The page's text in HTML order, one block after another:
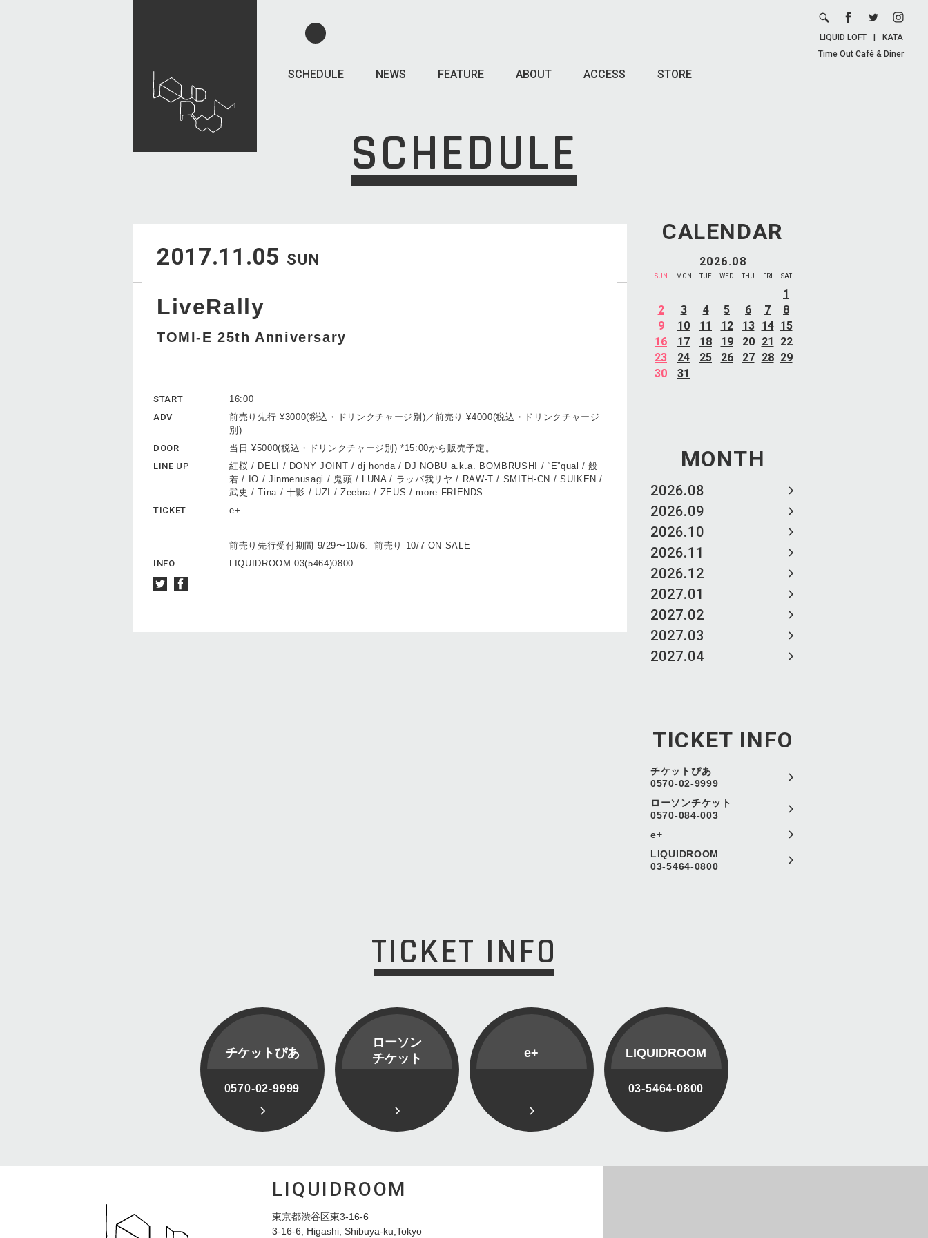
SCHEDULE NEWS FEATURE ABOUT ACCESS STORE
LIQUID LOFT
KATA
Time Out Café & Diner
SCHEDULE
CALENDAR
2026.08
SUN MON TUE WED THU FRI SAT
1
2
3 4 5 6 7
8
9
10 11 12 13 14 15
16
17 18 19 20 21
22
23
24 25 26 27 28 29
30
31
MONTH
2026.08
2026.09
2026.10
2026.11
2026.12
2027.01
2027.02
2027.03
2027.04
TICKET INFO
チケットぴあ
0570-02-9999
ローソンチケット
0570-084-003
e+
LIQUIDROOM
03-5464-0800
2017.11.05 SUN
LiveRally
TOMI-E 25th Anniversary
START
16:00
ADV
前売り先行 ¥3000(税込・ドリンクチャージ別)／前売り ¥4000(税込・ドリンクチャージ
別)
DOOR
当日 ¥5000(税込・ドリンクチャージ別) *15:00から販売予定。
LINE UP
紅桜 / DELI / DONY JOINT / dj honda / DJ NOBU a.k.a. BOMBRUSH! / “E”qual / 般
若 / IO / Jinmenusagi / 鬼頭 / LUNA / ラッパ我リヤ / RAW-T / SMITH-CN / SUIKEN /
武史 / Tina / 十影 / UZI / Zeebra / ZEUS / more FRIENDS
TICKET
e+
前売り先行受付期間 9/29〜10/6、前売り 10/7 ON SALE
INFO
LIQUIDROOM 03(5464)0800
TICKET INFO
チケットぴあ
0570-02-9999
ローソン
チケット
e+ LIQUIDROOM
03-5464-0800
LIQUIDROOM
東京都渋谷区東3-16-6
3-16-6, Higashi, Shibuya-ku,Tokyo